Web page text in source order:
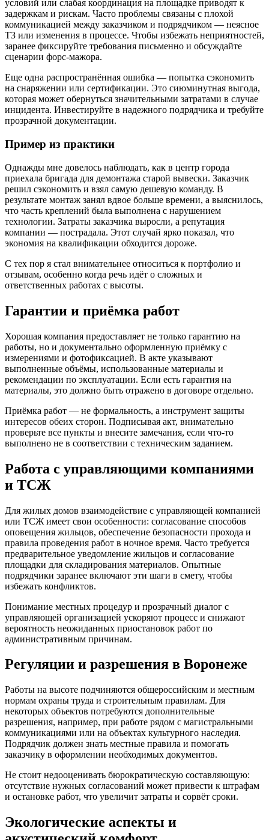
условий или слабая координация на площадке приводят к
задержкам и рискам. Часто проблемы связаны с плохой
коммуникацией между заказчиком и подрядчиком — неясное
ТЗ или изменения в процессе. Чтобы избежать неприятностей,
заранее фиксируйте требования письменно и обсуждайте
сценарии форс‑мажора.
Еще одна распространённая ошибка — попытка сэкономить
на снаряжении или сертификации. Это сиюминутная выгода,
которая может обернуться значительными затратами в случае
инцидента. Инвестируйте в надежного подрядчика и требуйте
прозрачной документации.
Пример из практики
Однажды мне довелось наблюдать, как в центр города
приехала бригада для демонтажа старой вывески. Заказчик
решил сэкономить и взял самую дешевую команду. В
результате монтаж занял вдвое больше времени, а выяснилось,
что часть креплений была выполнена с нарушением
технологии. Затраты заказчика выросли, а репутация
компании — пострадала. Этот случай ярко показал, что
экономия на квалификации обходится дороже.
С тех пор я стал внимательнее относиться к портфолио и
отзывам, особенно когда речь идёт о сложных и
ответственных работах с высоты.
Гарантии и приёмка работ
Хорошая компания предоставляет не только гарантию на
работы, но и документально оформленную приёмку с
измерениями и фотофиксацией. В акте указывают
выполненные объёмы, использованные материалы и
рекомендации по эксплуатации. Если есть гарантия на
материалы, это должно быть отражено в договоре отдельно.
Приёмка работ — не формальность, а инструмент защиты
интересов обеих сторон. Подписывая акт, внимательно
проверьте все пункты и внесите замечания, если что‑то
выполнено не в соответствии с техническим заданием.
Работа с управляющими компаниями
и ТСЖ
Для жилых домов взаимодействие с управляющей компанией
или ТСЖ имеет свои особенности: согласование способов
оповещения жильцов, обеспечение безопасности прохода и
правила проведения работ в ночное время. Часто требуется
предварительное уведомление жильцов и согласование
площадки для складирования материалов. Опытные
подрядчики заранее включают эти шаги в смету, чтобы
избежать конфликтов.
Понимание местных процедур и прозрачный диалог с
управляющей организацией ускоряют процесс и снижают
вероятность неожиданных приостановок работ по
административным причинам.
Регуляции и разрешения в Воронеже
Работы на высоте подчиняются общероссийским и местным
нормам охраны труда и строительным правилам. Для
некоторых объектов потребуются дополнительные
разрешения, например, при работе рядом с магистральными
коммуникациями или на объектах культурного наследия.
Подрядчик должен знать местные правила и помогать
заказчику в оформлении необходимых документов.
Не стоит недооценивать бюрократическую составляющую:
отсутствие нужных согласований может привести к штрафам
и остановке работ, что увеличит затраты и сорвёт сроки.
Экологические аспекты и